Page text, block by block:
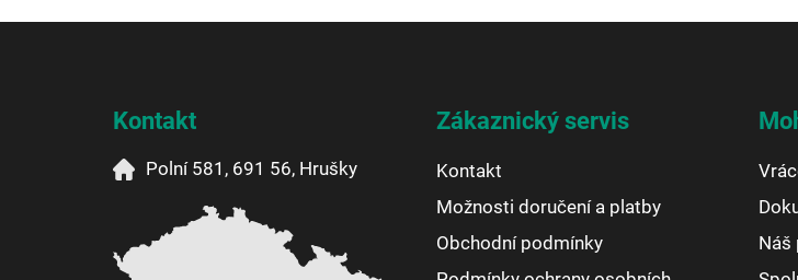
Kontakt
Polní 581, 691 56, Hrušky
Zákaznický servis
Kontakt
Možnosti doručení a platby
Obchodní podmínky
Náš